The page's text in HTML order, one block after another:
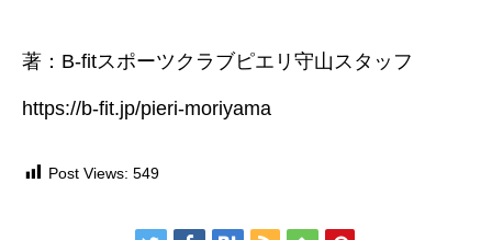
著：B-fitスポーツクラブピエリ守山スタッフ
https://b-fit.jp/pieri-moriyama
Post Views: 549